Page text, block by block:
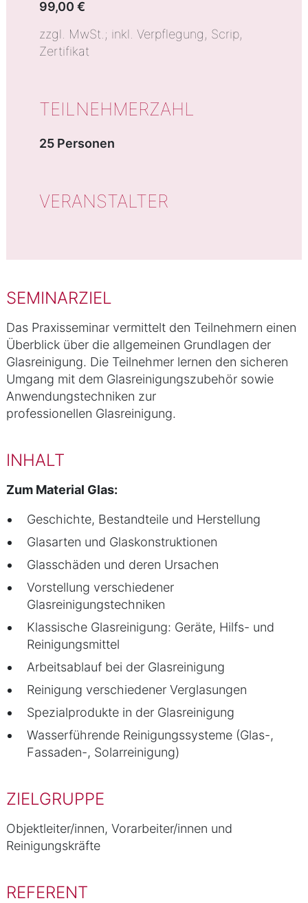
SEMINARZIEL
Das Praxisseminar vermittelt den Teilnehmern einen
Überblick über die allgemeinen Grundlagen der
Glasreinigung. Die Teilnehmer lernen den sicheren
Umgang mit dem Glasreinigungszubehör sowie
Anwendungstechniken zur
professionellen Glasreinigung.
INHALT
Zum Material Glas:
Geschichte, Bestandteile und Herstellung
Glasarten und Glaskonstruktionen
Glasschäden und deren Ursachen
Vorstellung verschiedener
Glasreinigungstechniken
Klassische Glasreinigung: Geräte, Hilfs- und
Reinigungsmittel
Arbeitsablauf bei der Glasreinigung
Reinigung verschiedener Verglasungen
Spezialprodukte in der Glasreinigung
Wasserführende Reinigungssysteme (Glas-,
Fassaden-, Solarreinigung)
ZIELGRUPPE
Objektleiter/innen, Vorarbeiter/innen und
Reinigungskräfte
REFERENT
99,00 €
zzgl. MwSt.; inkl. Verpflegung, Scrip,
Zertifikat
TEILNEHMERZAHL
25 Personen
VERANSTALTER